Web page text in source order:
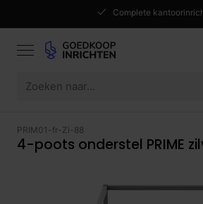
Complete
PRIM01-fr-Zi-88
4-poots onderstel PRIME